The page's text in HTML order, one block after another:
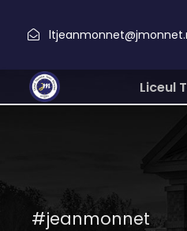
Liceul
#jeanmonnet